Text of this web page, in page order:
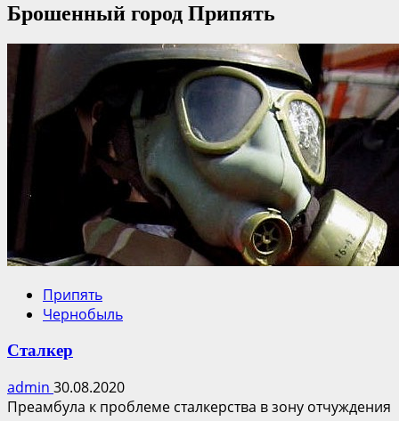
Брошенный город Припять
Припять
Чернобыль
Сталкер
admin 30.08.2020
Преамбула к проблеме сталкерства в зону отчуждения